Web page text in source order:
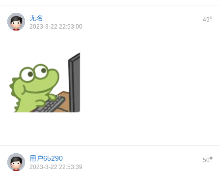
49#
无名
2023-3-22 22:53:00
50#
用户65290
2023-3-22 22:53:39